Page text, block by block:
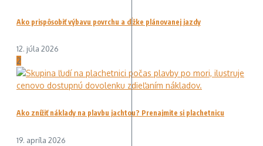
Ako prispôsobiť výbavu povrchu a dĺžke plánovanej jazdy
12. júla 2026
2
Ako znížiť náklady na plavbu jachtou? Prenajmite si plachetnicu
19. apríla 2026